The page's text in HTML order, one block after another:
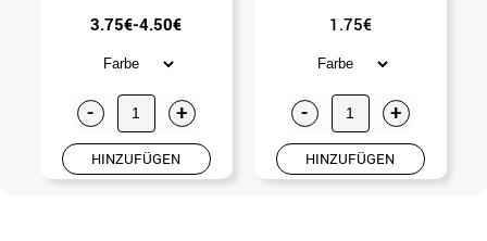
3.75€-4.50€
- +
HINZUFÜGEN
1.75€
- +
HINZUFÜGEN